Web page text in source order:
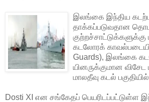
இலங்கை இந்திய
தாக்கப்படுவதான
கடலோரக்
Guards), இலங்கை
யினருக்குமான
மாலதீவு கடல்
Dosti XI என சங்கேதப் பெயரிடப்பட்டுள்ள